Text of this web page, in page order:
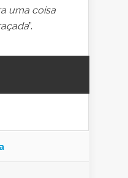
uma coisa
”.